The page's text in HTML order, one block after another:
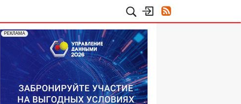
РЕКЛАМА